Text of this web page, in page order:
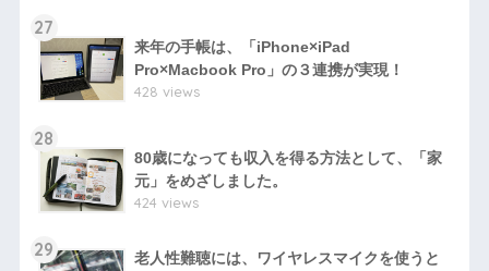
27
来年の手帳は、「iPhone×iPad
Pro×Macbook Pro」の３連携が実現！
428 views
28
80歳になっても収入を得る方法として、「家
元」をめざしました。
424 views
29
老人性難聴には、ワイヤレスマイクを使うと